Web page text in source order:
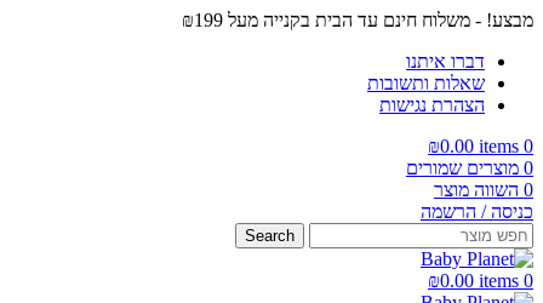
מבצע! - משלוח חינם עד הבית בקנייה מעל ₪199
דברו איתנו
שאלות ותשובות
הצהרת נגישות
0
items
₪0.00
0 מוצרים שמורים
0 השווה מוצר
כניסה / הרשמה
Search
0
items
₪0.00